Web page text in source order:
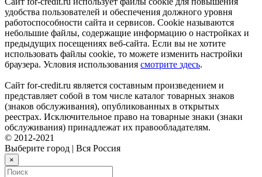
удобства пользователей и обеспечения должного уровня
работоспособности сайта и сервисов. Cookie называются
небольшие файлы, содержащие информацию о настройках и
предыдущих посещениях веб-сайта. Если вы не хотите
использовать файлы cookie, то можете изменить настройки
браузера. Условия использования смотрите здесь.
Сайт for-credit.ru является составным произведением и
представляет собой в том числе каталог товарных знаков
(знаков обслуживания), опубликованных в открытых
реестрах. Исключительное право на товарные знаки (знаки
обслуживания) принадлежат их правообладателям.
© 2012-2021
Выберите город | Вся Россия
×